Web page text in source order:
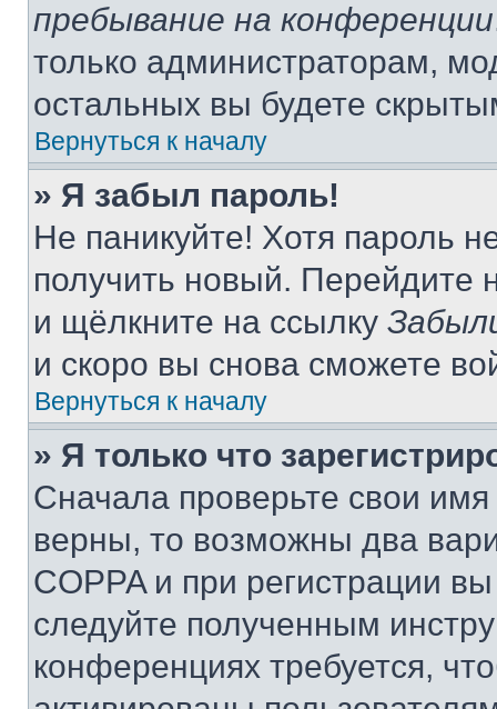
пребывание на конференции
только администраторам,
остальных вы будете
Вернуться к началу
» Я забыл пароль!
Не паникуйте! Хотя пароль
получить новый. Перейдите
и щёлкните на ссылку
и скоро вы снова сможете
Вернуться к началу
» Я только что
Сначала проверьте свои
верны, то возможны два
COPPA и при регистрации
следуйте полученным
конференциях требуется,